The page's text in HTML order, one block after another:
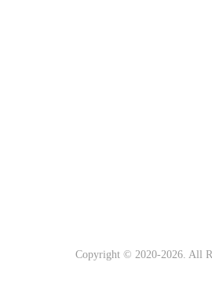
Copyright © 2020-2026. All